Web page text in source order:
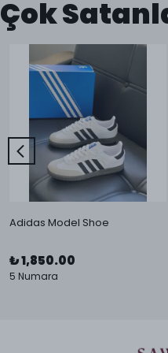
Çok
Adidas Model Shoe
₺ 1,850.00
5 Numara